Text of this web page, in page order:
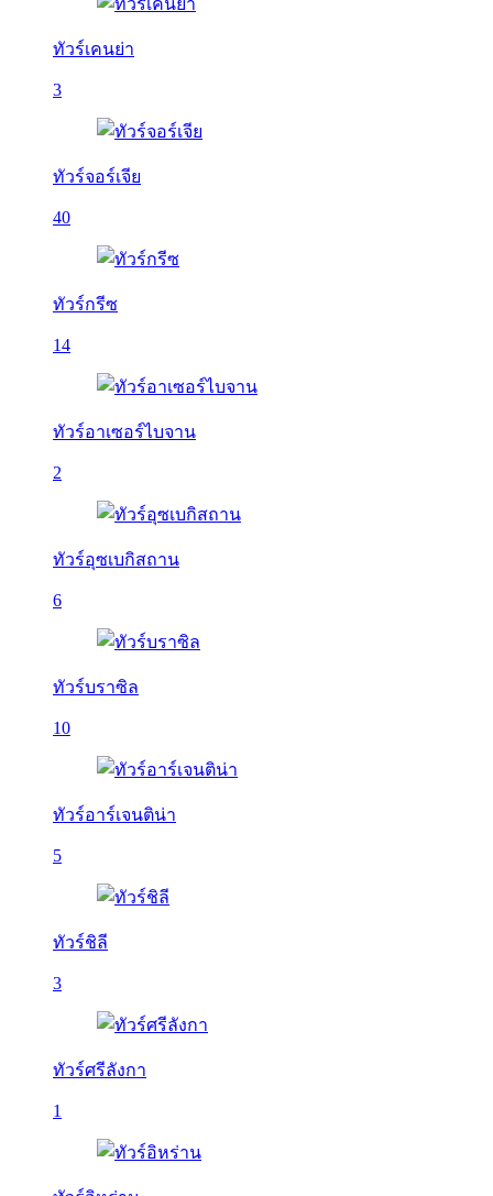
ทัวร์เคนย่า
3
ทัวร์จอร์เจีย
40
ทัวร์กรีซ
14
ทัวร์อาเซอร์ไบจาน
2
ทัวร์อุซเบกิสถาน
6
ทัวร์บราซิล
10
ทัวร์อาร์เจนติน่า
5
ทัวร์ชิลี
3
ทัวร์ศรีลังกา
1